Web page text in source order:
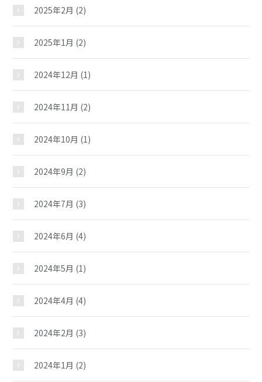
おしらせ
じどうかんだより
イベント
スケジュール
施設紹介
夢ステーション
2025年2月 (2)
2025年1月 (2)
2024年12月 (1)
2024年11月 (2)
2024年10月 (1)
2024年9月 (2)
2024年7月 (3)
2024年6月 (4)
2024年5月 (1)
2024年4月 (4)
2024年2月 (3)
2024年1月 (2)